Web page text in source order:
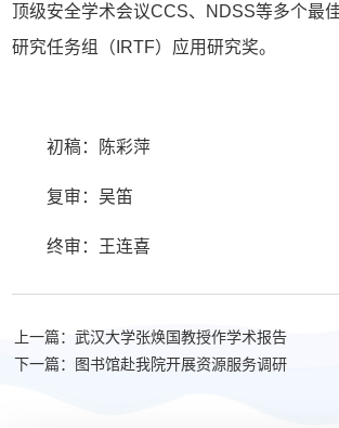
顶级安全学术会议CCS、NDSS等多个最
研究任务组（IRTF）应用研究奖。
初稿：陈彩萍
复审：吴笛
终审：王连喜
上一篇：武汉大学张焕国教授作学术报告
下一篇：图书馆赴我院开展资源服务调研